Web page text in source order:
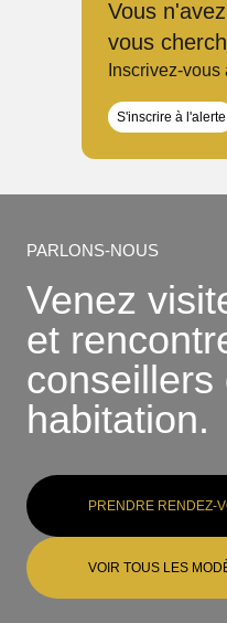
Vous
vous
Inscrivez-
S'inscrire à l'alerte
PARLONS-NOUS
Venez
et
conseillers
habitation.
PRENDRE RENDEZ-
VOIR TOUS LES